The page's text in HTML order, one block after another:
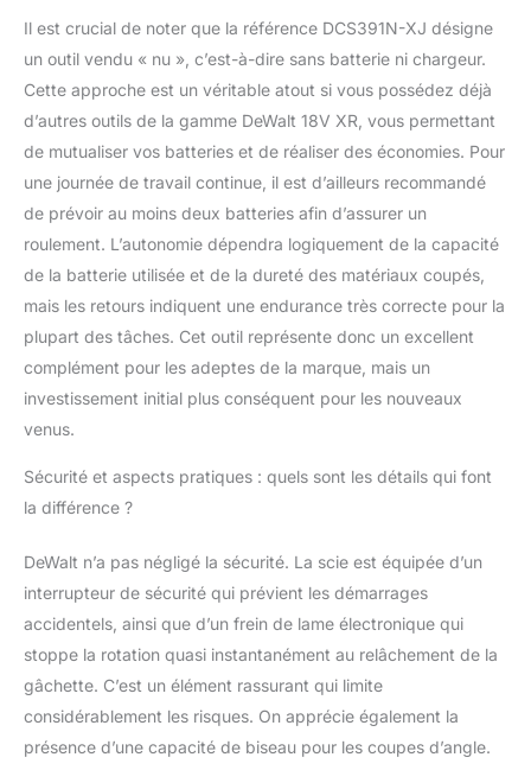
Il est crucial de noter que la référence DCS391N-XJ désigne
un outil vendu « nu », c’est-à-dire sans batterie ni chargeur.
Cette approche est un véritable atout si vous possédez déjà
d’autres outils de la gamme DeWalt 18V XR, vous permettant
de mutualiser vos batteries et de réaliser des économies. Pour
une journée de travail continue, il est d’ailleurs recommandé
de prévoir au moins deux batteries afin d’assurer un
roulement. L’autonomie dépendra logiquement de la capacité
de la batterie utilisée et de la dureté des matériaux coupés,
mais les retours indiquent une endurance très correcte pour la
plupart des tâches. Cet outil représente donc un excellent
complément pour les adeptes de la marque, mais un
investissement initial plus conséquent pour les nouveaux
venus.
Sécurité et aspects pratiques : quels sont les détails qui font
la différence ?
DeWalt n’a pas négligé la sécurité. La scie est équipée d’un
interrupteur de sécurité qui prévient les démarrages
accidentels, ainsi que d’un frein de lame électronique qui
stoppe la rotation quasi instantanément au relâchement de la
gâchette. C’est un élément rassurant qui limite
considérablement les risques. On apprécie également la
présence d’une capacité de biseau pour les coupes d’angle.